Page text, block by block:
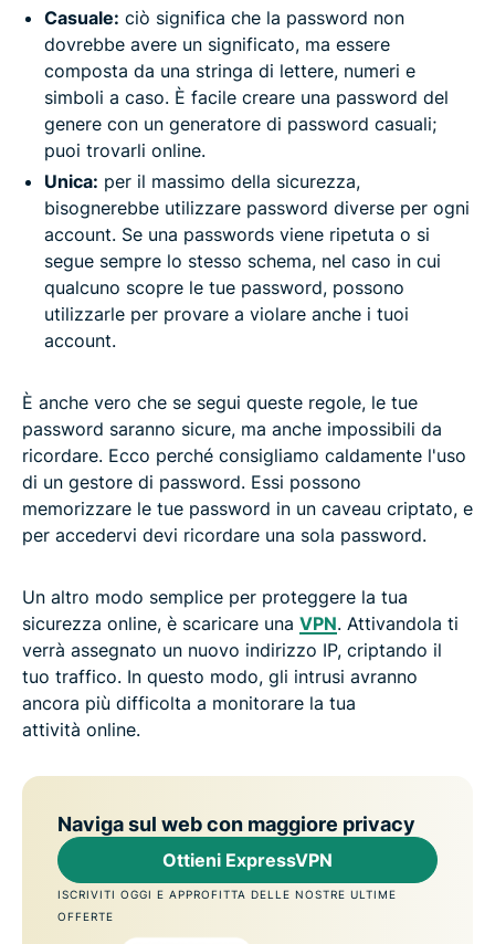
Casuale: ciò significa che la password non
dovrebbe avere un significato, ma essere
composta da una stringa di lettere, numeri e
simboli a caso. È facile creare una password del
genere con un generatore di password casuali;
puoi trovarli online.
Unica: per il massimo della sicurezza,
bisognerebbe utilizzare password diverse per ogni
account. Se una passwords viene ripetuta o si
segue sempre lo stesso schema, nel caso in cui
qualcuno scopre le tue password, possono
utilizzarle per provare a violare anche i tuoi
account.
È anche vero che se segui queste regole, le tue
password saranno sicure, ma anche impossibili da
ricordare. Ecco perché consigliamo caldamente l'uso
di un gestore di password. Essi possono
memorizzare le tue password in un caveau criptato, e
per accedervi devi ricordare una sola password.
Un altro modo semplice per proteggere la tua
sicurezza online, è scaricare una VPN. Attivandola ti
verrà assegnato un nuovo indirizzo IP, criptando il
tuo traffico. In questo modo, gli intrusi avranno
ancora più difficolta a monitorare la tua
attività online.
Naviga sul web con maggiore privacy
Ottieni ExpressVPN
ISCRIVITI OGGI E APPROFITTA DELLE NOSTRE ULTIME
OFFERTE